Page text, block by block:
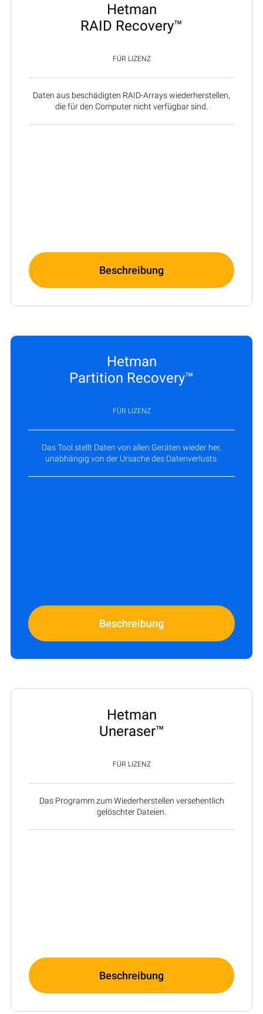
Hetman
RAID Recovery™
FÜR LIZENZ
Daten aus beschädigten RAID-Arrays wiederherstellen,
die für den Computer nicht verfügbar sind.
Beschreibung
Hetman
Partition Recovery™
FÜR LIZENZ
Das Tool stellt Daten von allen Geräten wieder her,
unabhängig von der Ursache des Datenverlusts.
Beschreibung
Hetman
Uneraser™
FÜR LIZENZ
Das Programm zum Wiederherstellen versehentlich
gelöschter Dateien.
Beschreibung